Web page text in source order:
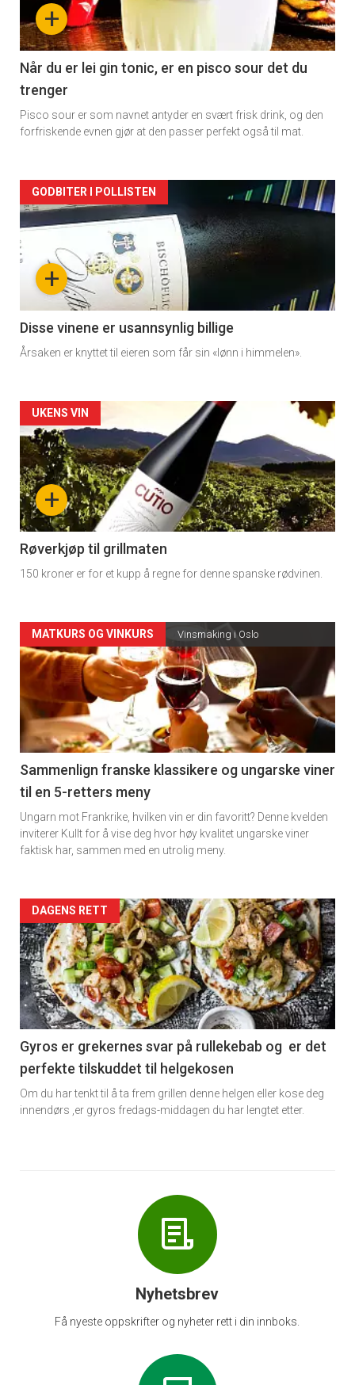
-
2
+
Når du er lei gin tonic, er en pisco sour det du
trenger
Pisco sour er som navnet antyder en svært frisk drink, og den
forfriskende evnen gjør at den passer perfekt også til mat.
Forsiden
akkurat
nå
3
+
GODBITER I POLLISTEN
Disse vinene er usannsynlig billige
Årsaken er knyttet til eieren som får sin «lønn i himmelen».
Forsiden
akkurat
nå
-
4
+
UKENS VIN
Røverkjøp til grillmaten
150 kroner er for et kupp å regne for denne spanske rødvinen.
Forsiden
akkurat
nå
-
5
MATKURS OG VINKURS Vinsmaking i Oslo
Sammenlign franske klassikere og ungarske viner
til en 5-retters meny
Ungarn mot Frankrike, hvilken vin er din favoritt? Denne kvelden
inviterer Kullt for å vise deg hvor høy kvalitet ungarske viner
faktisk har, sammen med en utrolig meny.
Forsiden
akkurat
nå
-
6
DAGENS RETT
Gyros er grekernes svar på rullekebab og er det
perfekte tilskuddet til helgekosen
Om du har tenkt til å ta frem grillen denne helgen eller kose deg
innendørs ,er gyros fredags-middagen du har lengtet etter.
Nyhetsbrev
Få nyeste oppskrifter og nyheter rett i din innboks.